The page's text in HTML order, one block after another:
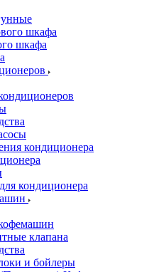
шкафа
шкафа
кондиционера
кондиционера
клапана
и бойлеры